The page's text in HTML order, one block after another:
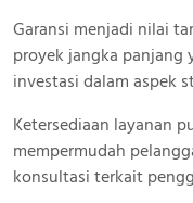
Garansi menjadi nilai
proyek jangka panjang
investasi dalam aspek
Ketersediaan layanan
mempermudah
konsultasi terkait